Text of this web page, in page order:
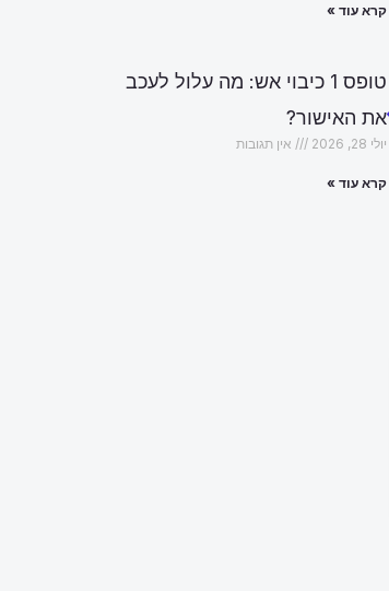
קרא עוד »
טופס 1 כיבוי אש: מה עלול לעכב
את האישור?
יולי 28, 2026 אין תגובות
קרא עוד »